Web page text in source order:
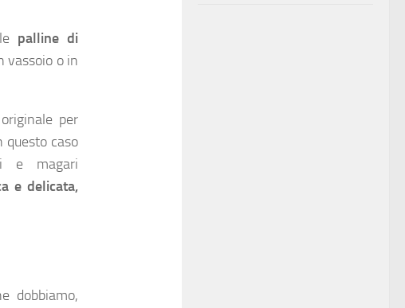
palline di
vassoio o in
per
questo caso
e magari
e delicata,
dobbiamo,